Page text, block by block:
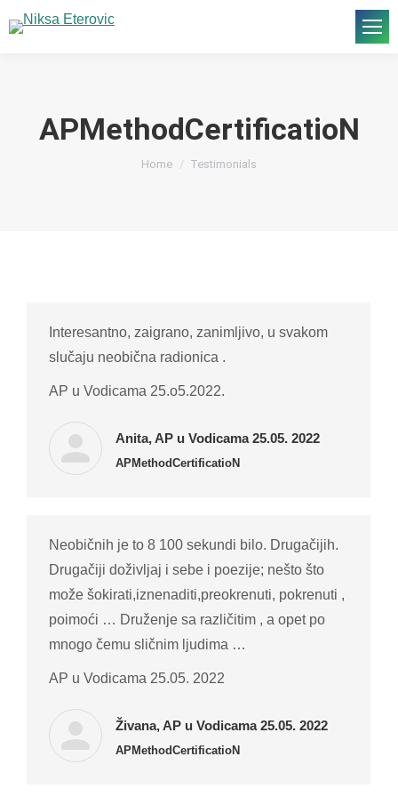
APMethodCertificatioN
You are here:
Home Testimonials
Interesantno, zaigrano, zanimljivo, u svakom
slučaju neobična radionica .
AP u Vodicama 25.o5.2022.
Anita, AP u Vodicama 25.05. 2022
APMethodCertificatioN
Neobičnih je to 8 100 sekundi bilo. Drugačijih.
Drugačiji doživljaj i sebe i poezije; nešto što
može šokirati,iznenaditi,preokrenuti, pokrenuti ,
poimoći … Druženje sa različitim , a opet po
mnogo čemu sličnim ljudima …
AP u Vodicama 25.05. 2022
Živana, AP u Vodicama 25.05. 2022
APMethodCertificatioN